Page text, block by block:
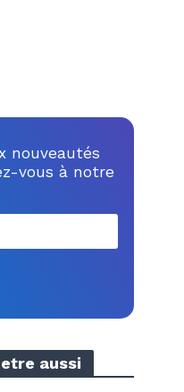
nouveautés
vous à notre
aussi